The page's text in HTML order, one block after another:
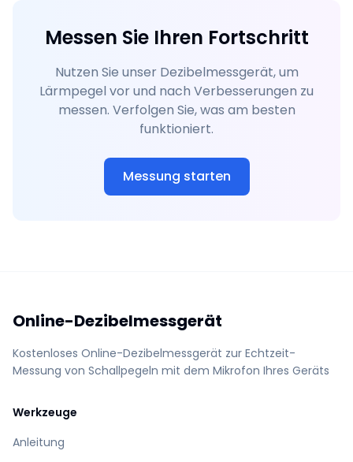
Messen Sie Ihren Fortschritt
Nutzen Sie unser Dezibelmessgerät, um
Lärmpegel vor und nach Verbesserungen zu
messen. Verfolgen Sie, was am besten
funktioniert.
Messung starten
Online-Dezibelmessgerät
Kostenloses Online-Dezibelmessgerät zur Echtzeit-
Messung von Schallpegeln mit dem Mikrofon Ihres Geräts
Werkzeuge
Anleitung